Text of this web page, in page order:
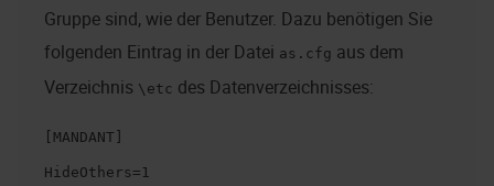
Gruppe sind, wie der Benutzer. Dazu benötigen Sie
folgenden Eintrag in der Datei as.cfg aus dem
Verzeichnis \etc des Datenverzeichnisses:
[MANDANT]
HideOthers=1